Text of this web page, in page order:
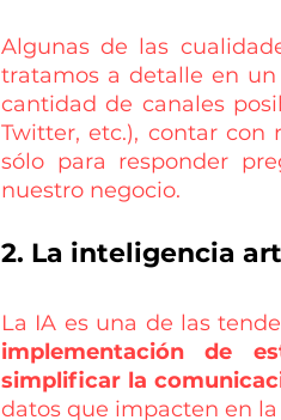
Algunas de las
tratamos a detalle en
cantidad de canales
Twitter, etc.), contar
sólo para responder
nuestro negocio.
2. La inteligencia
La IA es una de las
implementación de
simplificar la
datos que impacten en